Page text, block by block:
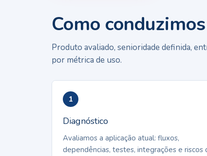
Como
Produto avaliado, senioridade definida,
por métrica de uso.
1
Diagnóstico
Avaliamos a aplicação atual: fluxos,
dependências, testes, integrações e riscos